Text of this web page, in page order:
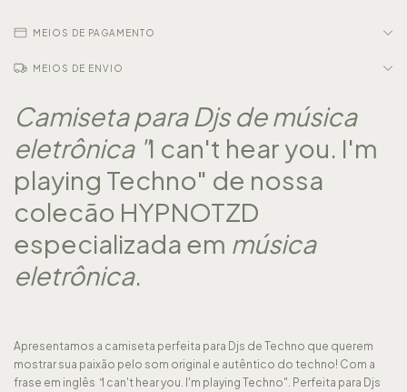
MEIOS DE PAGAMENTO
MEIOS DE ENVIO
Camiseta para Djs de música
eletrônica "I can't hear you. I'm
playing Techno" de nossa
colecão HYPNOTZD
especializada em música
eletrônica.
Apresentamos a camiseta perfeita para Djs de Techno que querem
mostrar sua paixão pelo som original e autêntico do techno! Com a
frase em inglês "I can't hear you. I'm playing Techno". Perfeita para Djs